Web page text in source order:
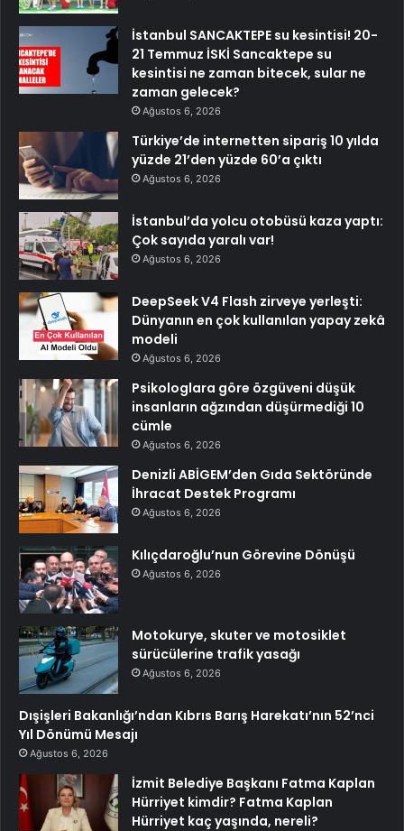
İstanbul SANCAKTEPE su kesintisi! 20-
21 Temmuz İSKİ Sancaktepe su
kesintisi ne zaman bitecek, sular ne
zaman gelecek?
Ağustos 6, 2026
Türkiye’de internetten sipariş 10 yılda
yüzde 21’den yüzde 60’a çıktı
Ağustos 6, 2026
İstanbul’da yolcu otobüsü kaza yaptı:
Çok sayıda yaralı var!
Ağustos 6, 2026
DeepSeek V4 Flash zirveye yerleşti:
Dünyanın en çok kullanılan yapay zekâ
modeli
Ağustos 6, 2026
Psikologlara göre özgüveni düşük
insanların ağzından düşürmediği 10
cümle
Ağustos 6, 2026
Denizli ABİGEM’den Gıda Sektöründe
İhracat Destek Programı
Ağustos 6, 2026
Kılıçdaroğlu’nun Görevine Dönüşü
Ağustos 6, 2026
Motokurye, skuter ve motosiklet
sürücülerine trafik yasağı
Ağustos 6, 2026
Dışişleri Bakanlığı’ndan Kıbrıs Barış Harekatı’nın 52’nci
Yıl Dönümü Mesajı
Ağustos 6, 2026
İzmit Belediye Başkanı Fatma Kaplan
Hürriyet kimdir? Fatma Kaplan
Hürriyet kaç yaşında, nereli?